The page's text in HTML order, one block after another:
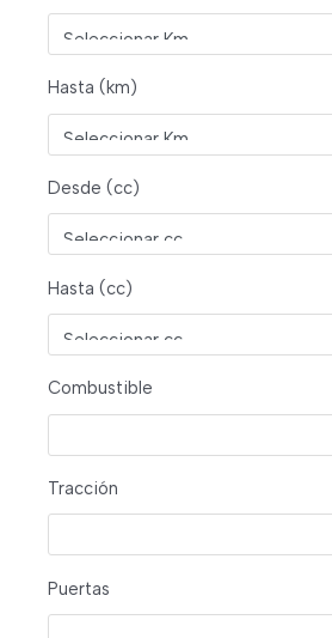
Hasta (km)
Desde (cc)
Hasta (cc)
Combustible
Tracción
Puertas